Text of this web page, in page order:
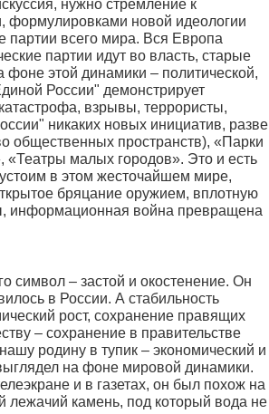
нужно стремление к
новой идеологии
партии всего мира. Вся Европа
партии идут во власть, старые
фоне этой динамики – политической,
России" демонстрирует
взрывы, террористы,
никаких новых инициатив, разве
общественных пространств), «Парки
малых городов». Это и есть
в этом жесточайшем мире,
бряцание оружием, вплотную
информационная война превращена
символ – застой и окостенение. Он
в России. А стабильность
рост, сохранение правящих
– сохранение в правительстве
родину в тупик – экономический и
на фоне мировой динамики.
и в газетах, он был похож на
лежачий камень, под который вода не